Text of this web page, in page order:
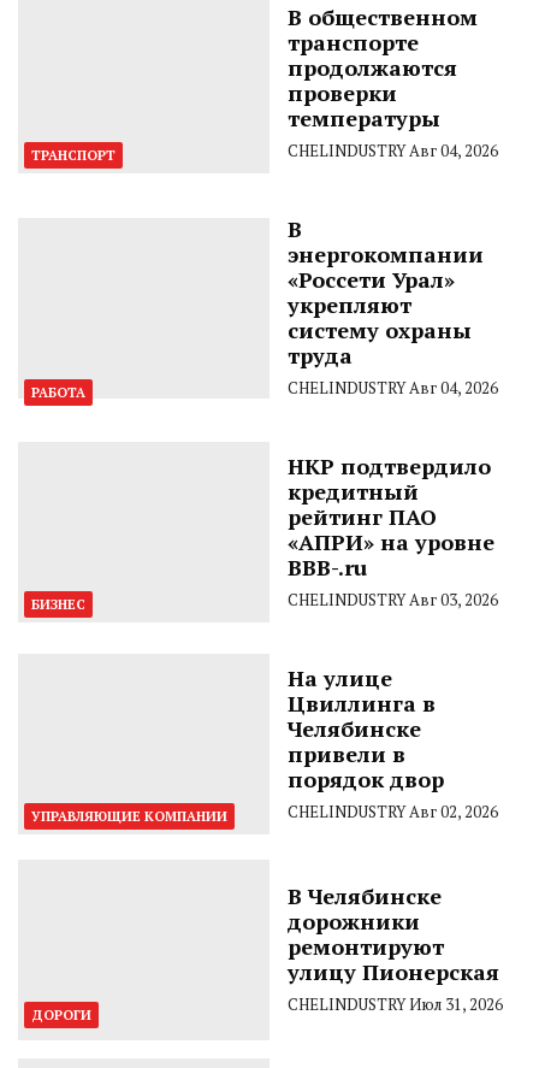
ТРАНСПОРТ
В общественном
транспорте
продолжаются
проверки
температуры
CHELINDUSTRYАвг 04, 2026
РАБОТА
В
энергокомпании
«Россети Урал»
укрепляют
систему охраны
труда
CHELINDUSTRYАвг 04, 2026
БИЗНЕС
НКР подтвердило
кредитный
рейтинг ПАО
«АПРИ» на уровне
BBB-.ru
CHELINDUSTRYАвг 03, 2026
УПРАВЛЯЮЩИЕ КОМПАНИИ
На улице
Цвиллинга в
Челябинске
привели в
порядок двор
CHELINDUSTRYАвг 02, 2026
ДОРОГИ
В Челябинске
дорожники
ремонтируют
улицу Пионерская
CHELINDUSTRYИюл 31, 2026